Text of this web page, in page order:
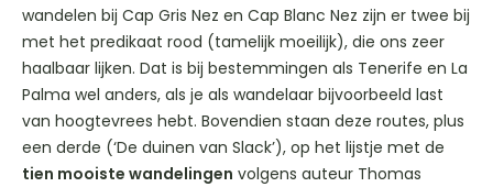
wandelen bij Cap Gris Nez en Cap Blanc Nez zijn er twee bij
met het predikaat rood (tamelijk moeilijk), die ons zeer
haalbaar lijken. Dat is bij bestemmingen als Tenerife en La
Palma wel anders, als je als wandelaar bijvoorbeeld last
van hoogtevrees hebt. Bovendien staan deze routes, plus
een derde (‘De duinen van Slack’), op het lijstje met de
tien mooiste wandelingen volgens auteur Thomas